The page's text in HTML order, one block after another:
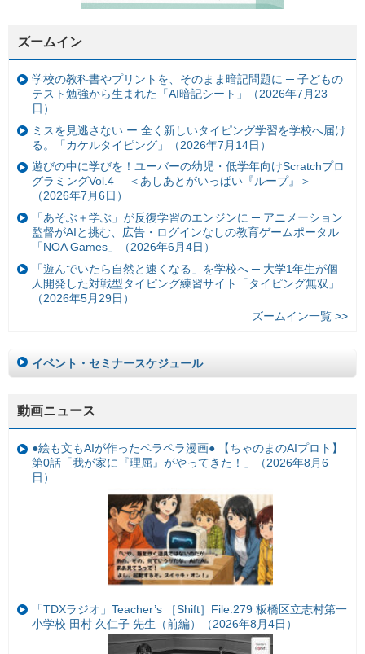
ズームイン
学校の教科書やプリントを、そのまま暗記問題に ─ 子どもの
テスト勉強から生まれた「AI暗記シート」（2026年7月23
日）
ミスを見逃さない ー 全く新しいタイピング学習を学校へ届け
る。「カケルタイピング」（2026年7月14日）
遊びの中に学びを！ユーバーの幼児・低学年向けScratchプロ
グラミングVol.4 ＜あしあとがいっぱい『ループ』＞
（2026年7月6日）
「あそぶ＋学ぶ」が反復学習のエンジンに ─ アニメーション
監督がAIと挑む、広告・ログインなしの教育ゲームポータル
「NOA Games」（2026年6月4日）
「遊んでいたら自然と速くなる」を学校へ ─ 大学1年生が個
人開発した対戦型タイピング練習サイト「タイピング無双」
（2026年5月29日）
ズームイン一覧 >>
イベント・セミナースケジュール
動画ニュース
●絵も文もAIが作ったペラペラ漫画● 【ちゃのまのAIプロト】
第0話「我が家に『理屈』がやってきた！」（2026年8月6
日）
「TDXラジオ」Teacher’s ［Shift］File.279 板橋区立志村第一
小学校 田村 久仁子 先生（前編）（2026年8月4日）